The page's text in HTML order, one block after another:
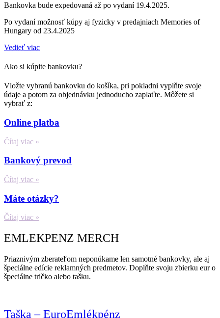
Bankovka bude expedovaná až po vydaní 19.4.2025.
Po vydaní možnosť kúpy aj fyzicky v predajniach Memories of
Hungary od 23.4.2025
Vedieť viac
Ako si kúpite bankovku?
Vložte vybranú bankovku do košíka, pri pokladni vyplňte svoje
údaje a potom za objednávku jednoducho zaplaťte. Môžete si
vybrať z:
Online platba
Čítaj viac »
Bankový prevod
Čítaj viac »
Máte otázky?
Čítaj viac »
EMLEKPENZ MERCH
Priaznivým zberateľom neponúkame len samotné bankovky, ale aj
špeciálne edície reklamných predmetov. Doplňte svoju zbierku eur o
špeciálne tričko alebo tašku.
Taška – EuroEmlékpénz